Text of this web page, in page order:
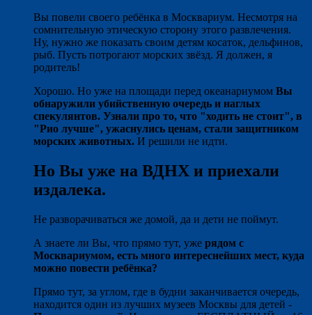
Вы повели своего ребёнка в Москвариум. Несмотря на
сомнительную этическую сторону этого развлечения.
Ну, нужно же показать своим детям косаток, дельфинов,
рыб. Пусть потрогают морских звёзд. Я должен, я
родитель!
Хорошо. Но уже на площади перед океанариумом Вы
обнаружили убийственную очередь и наглых
спекулянтов. Узнали про то, что "ходить не стоит", в
"Рио лучше", ужаснулись ценам, стали защитником
морских животных. И решили не идти.
Но Вы уже на ВДНХ и приехали
издалека.
Не разворачиваться же домой, да и дети не поймут.
А знаете ли Вы, что прямо тут, уже рядом с
Москвариумом, есть много интереснейших мест, куда
можно повести ребёнка?
Прямо тут, за углом, где в будни заканчивается очередь,
находится один из лучших музеев Москвы для детей -